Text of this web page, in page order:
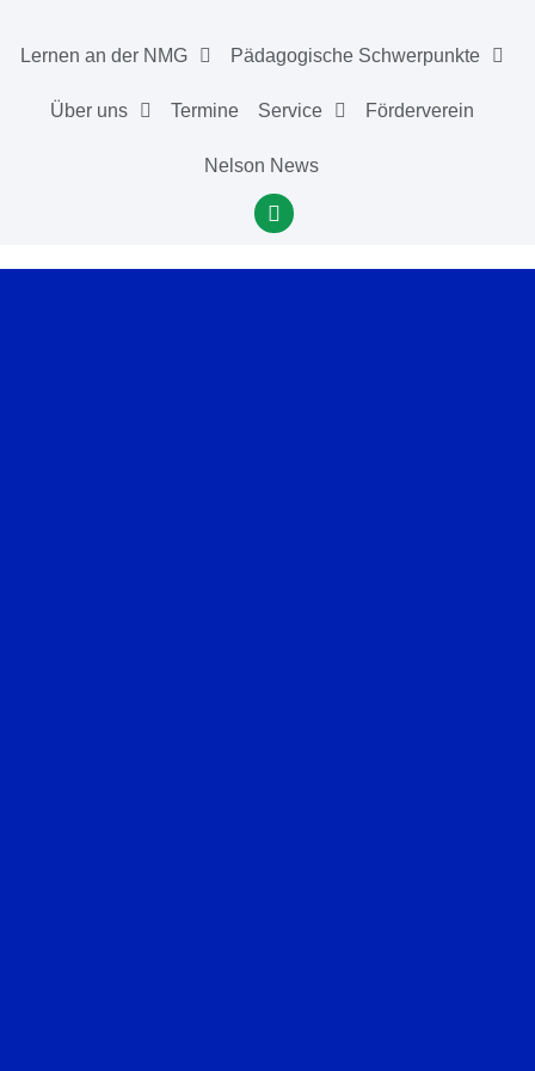
Lernen an der NMG Pädagogische Schwerpunkte
Über uns Termine Service Förderverein
Nelson News